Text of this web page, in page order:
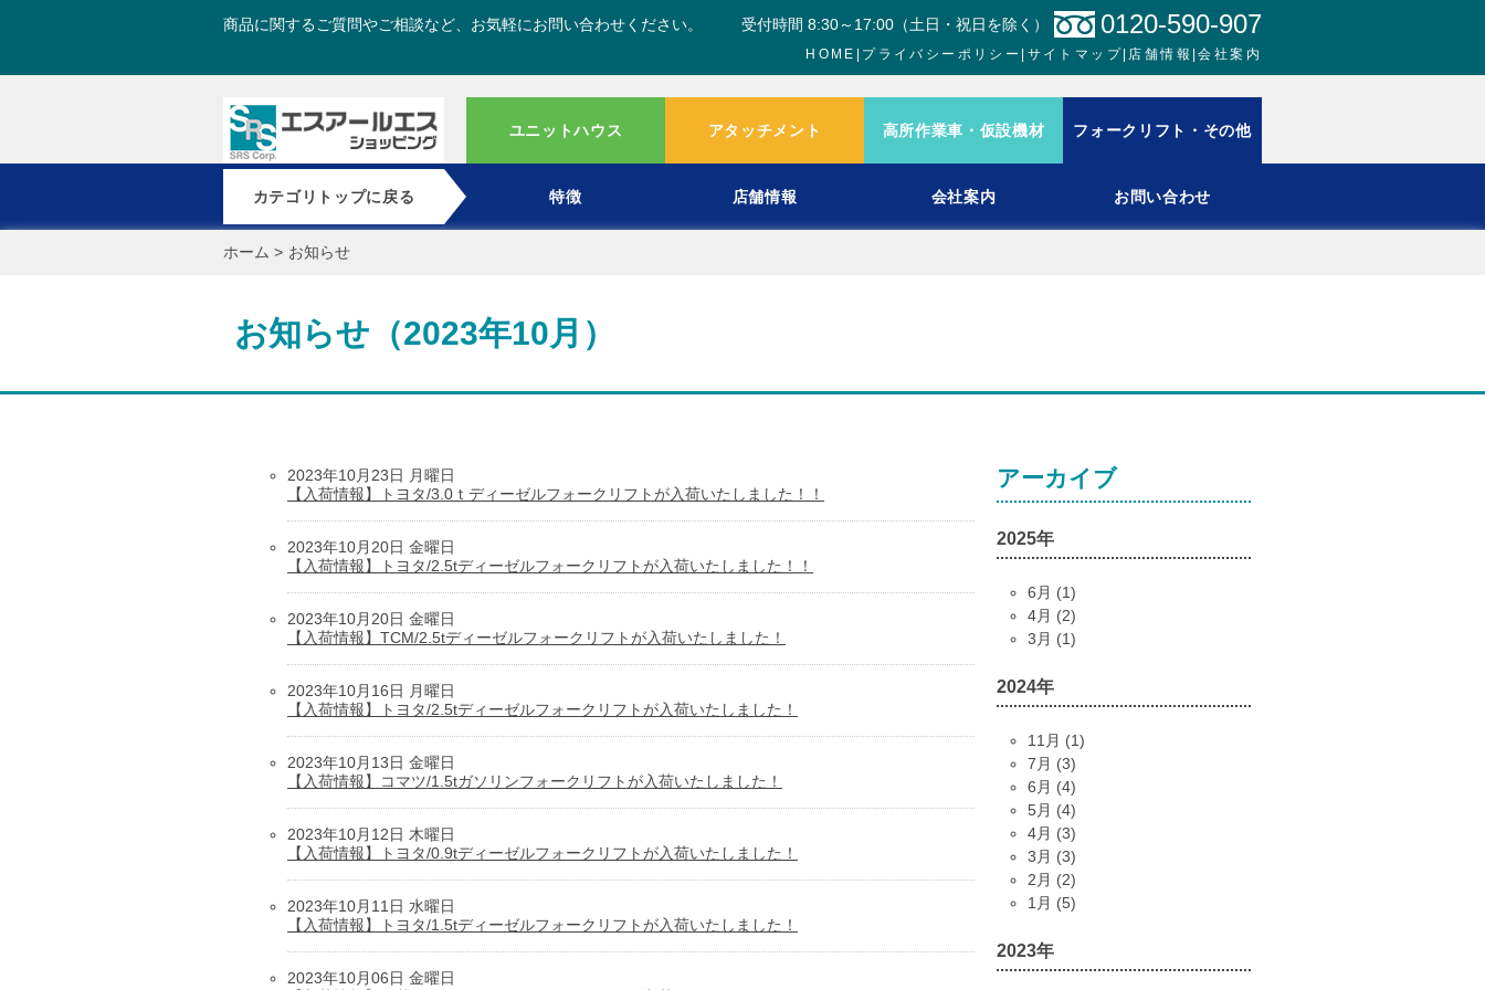
受付時間 8:30～17:00（土日・祝日を除く） 0120-590-907
商品に関するご質問やご相談など、お気軽にお問い合わせください。
HOME プライバシーポリシー サイトマップ 店舗情報 |会社案内
ユニットハウス アタッチメント 高所作業車・仮設機材 フォークリフト・その他
カテゴリトップに戻る 特徴 店舗情報 会社案内 お問い合わせ
ホーム > お知らせ
お知らせ（2023年10月）
2023年10月23日 月曜日
【入荷情報】トヨタ/3.0ｔディーゼルフォークリフトが入荷いたしました！！
2023年10月20日 金曜日
【入荷情報】トヨタ/2.5tディーゼルフォークリフトが入荷いたしました！！
2023年10月20日 金曜日
【入荷情報】TCM/2.5tディーゼルフォークリフトが入荷いたしました！
2023年10月16日 月曜日
【入荷情報】トヨタ/2.5tディーゼルフォークリフトが入荷いたしました！
2023年10月13日 金曜日
【入荷情報】コマツ/1.5tガソリンフォークリフトが入荷いたしました！
2023年10月12日 木曜日
【入荷情報】トヨタ/0.9tディーゼルフォークリフトが入荷いたしました！
2023年10月11日 水曜日
【入荷情報】トヨタ/1.5tディーゼルフォークリフトが入荷いたしました！
2023年10月06日 金曜日
アーカイブ
2025年
6月 (1)
4月 (2)
3月 (1)
2024年
11月 (1)
7月 (3)
6月 (4)
5月 (4)
4月 (3)
3月 (3)
2月 (2)
1月 (5)
2023年